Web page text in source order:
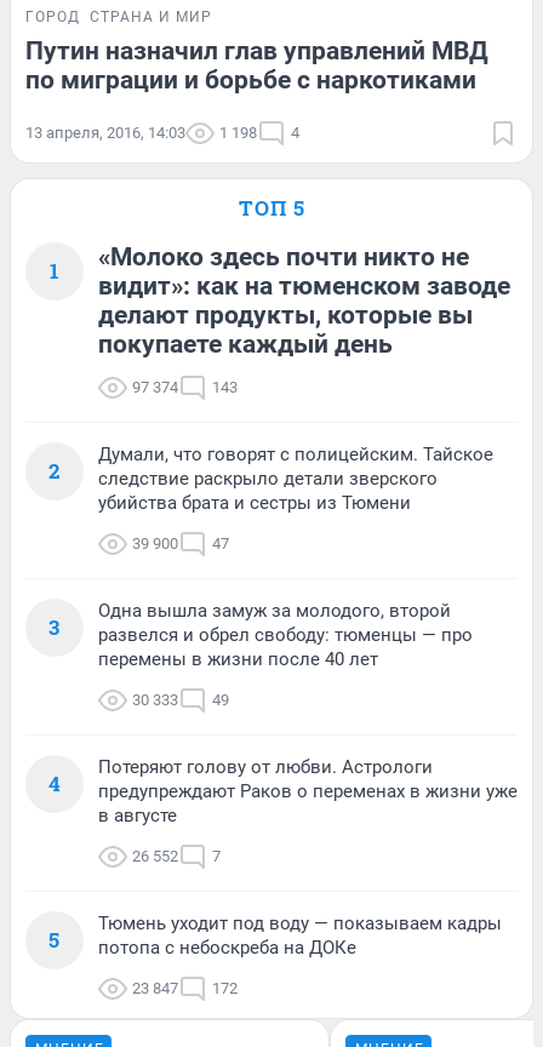
ГОРОД СТРАНА И МИР
Путин назначил глав управлений МВД
по миграции и борьбе с наркотиками
13 апреля, 2016, 14:03 1 198 4
ТОП 5
1
«Молоко здесь почти никто не
видит»: как на тюменском заводе
делают продукты, которые вы
покупаете каждый день
97 374 143
2
Думали, что говорят с полицейским. Тайское
следствие раскрыло детали зверского
убийства брата и сестры из Тюмени
39 900 47
3
Одна вышла замуж за молодого, второй
развелся и обрел свободу: тюменцы — про
перемены в жизни после 40 лет
30 333 49
4
Потеряют голову от любви. Астрологи
предупреждают Раков о переменах в жизни уже
в августе
26 552 7
5
Тюмень уходит под воду — показываем кадры
потопа с небоскреба на ДОКе
23 847 172